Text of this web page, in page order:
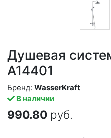
Душевая
A14401
В наличии
Бренд: WasserKraft
990.80 руб.